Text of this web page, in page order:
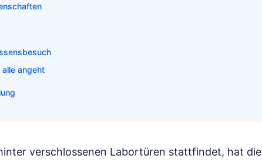
alle angeht
verschlossenen Labortüren stattfindet, hat die